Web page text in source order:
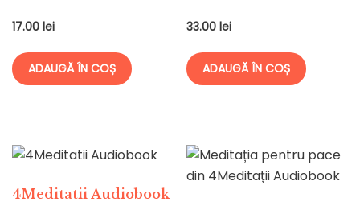
17.00 lei
ADAUGĂ ÎN COȘ
33.00 lei
ADAUGĂ ÎN COȘ
4Meditatii Audiobook